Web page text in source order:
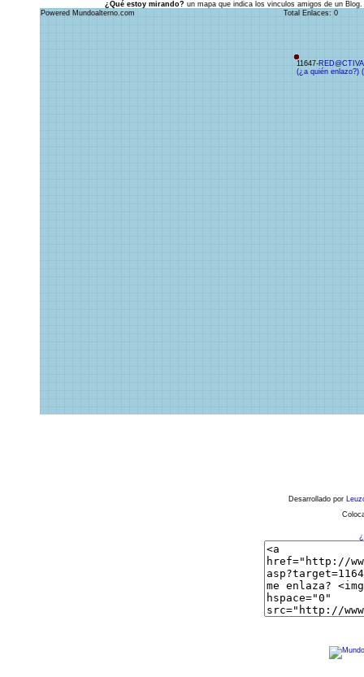
¿Qué estoy mirando? un mapa que indica los vinculos amigos de un
11647-RED@CTIVA
(¿a quién enlazo?)
Powered Mundoalterno.com Total Enlaces: 0
Desarrollado por